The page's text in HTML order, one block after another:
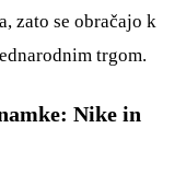
zato se obračajo k
trgom.
Nike in